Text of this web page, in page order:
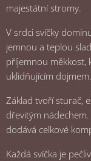
majestátní stromy.
V srdci svíčky
jemnou a teplou
příjemnou měkkost,
uklidňujícím dojmem.
Základ tvoří sturač,
dřevitým
dodává celkové
Každá svíčka je